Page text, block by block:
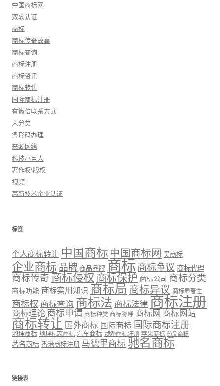
中国商标网
双软认证
商标
商标传奇故事
商标查询
商标注册
商标资讯
商标转让
国际商标注册
有微信联系方式
未分类
条形码办理
来源网络
科技小巨人
著作权\版权
视频
高新技术企业认证
标签
个人商标转让 中国商标 中国商标网 买商标
企业商标 品牌 商品品牌 商标 商标争议 商标代理
商标传奇 商标侵权 商标保护 商标公司 商标分类
商标功能 商标实用知识 商标局 商标异议 商标显著性
商标权 商标查询 商标法 商标法律 商标注册
商标理论 商标申请 商标种类 商标称呼 商标网 商标网站
商标转让 国外商标 国际商标 国际商标注册
地理商标 地理标志商标 汽车商标 涉外商标注册 苹果商标 药品商标
著名商标 香港商标注册 马德里商标 驰名商标
链接表